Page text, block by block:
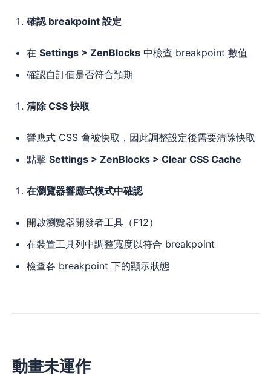
確認 breakpoint 設定
在 Settings > ZenBlocks 中檢查 breakpoint 數值
確認自訂值是否符合預期
清除 CSS 快取
響應式 CSS 會被快取，因此調整設定後需要清除快取
點擊 Settings > ZenBlocks > Clear CSS Cache
在瀏覽器響應式模式中確認
開啟瀏覽器開發者工具（F12）
在裝置工具列中調整寬度以符合 breakpoint
檢查各 breakpoint 下的顯示狀態
動畫未運作